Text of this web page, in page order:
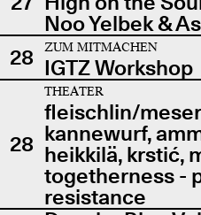
Noo Yelbek &
28
ZUM MITMACHEN
IGTZ Workshop
28
THEATER
fleischlin/
kannewurf,
heikkilä, krstić,
togetherness -
resistance